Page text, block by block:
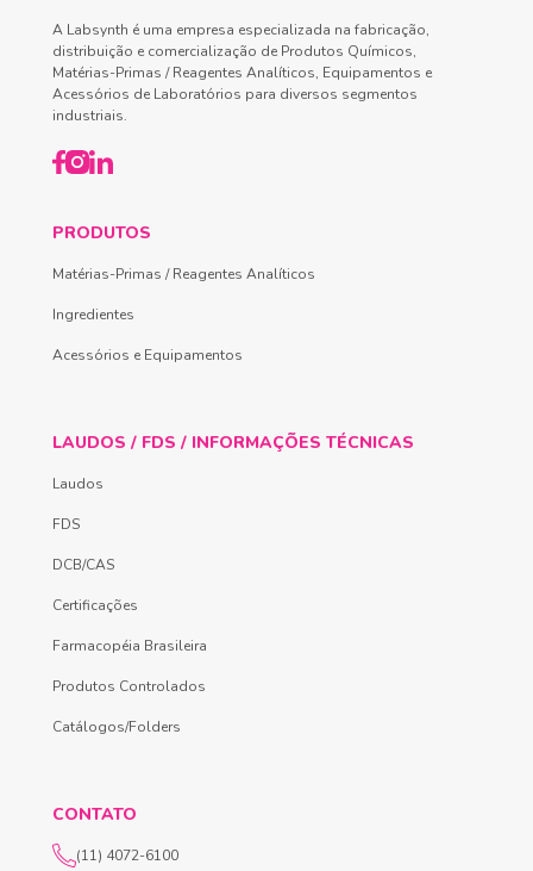
A Labsynth é uma empresa especializada na fabricação,
distribuição e comercialização de Produtos Químicos,
Matérias-Primas / Reagentes Analíticos, Equipamentos e
Acessórios de Laboratórios para diversos segmentos
industriais.
PRODUTOS
Matérias-Primas / Reagentes Analíticos
Ingredientes
Acessórios e Equipamentos
LAUDOS / FDS / INFORMAÇÕES TÉCNICAS
Laudos
FDS
DCB/CAS
Certificações
Farmacopéia Brasileira
Produtos Controlados
Catálogos/Folders
CONTATO
(11) 4072-6100